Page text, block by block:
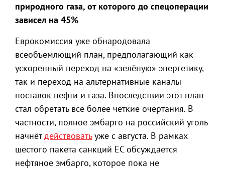
природного газа, от которого до спецоперации
зависел на 45%
Еврокомиссия уже обнародовала
всеобъемлющий план, предполагающий как
ускоренный переход на «зелёную» энергетику,
так и переход на альтернативные каналы
поставок нефти и газа. Впоследствии этот план
стал обретать всё более чёткие очертания. В
частности, полное эмбарго на российский уголь
начнётдействоватьуже с августа. В рамках
шестого пакета санкций ЕС обсуждается
нефтяное эмбарго, которое пока не